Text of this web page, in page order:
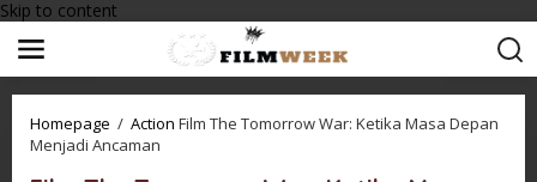
Skip to content
Homepage / Action Film The Tomorrow War: Ketika Masa Depan
Menjadi Ancaman